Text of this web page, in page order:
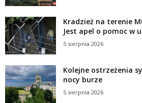
Kradzież na terenie
Jest apel o pomoc w
5 sierpnia 2026
Kolejne ostrzeżenia
nocy burze
5 sierpnia 2026